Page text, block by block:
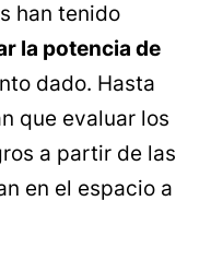
han tenido
la potencia de
dado. Hasta
que evaluar los
a partir de las
en el espacio a